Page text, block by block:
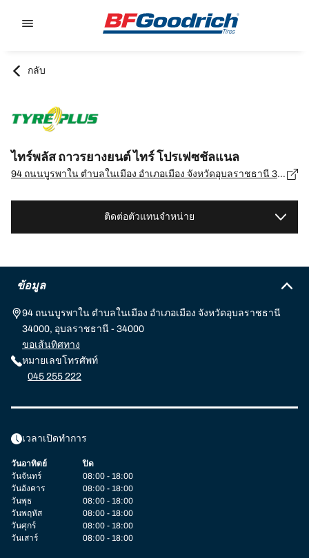
กลับ
ไทร์พลัส ถาวรยางยนต์ ไทร์ โปรเฟซชัลแนล
94 ถนนบูรพาใน ตำบลในเมือง อำเภอเมือง จังหวัดอุบลราชธานี 34000, อุบลราชธานี - 34000
ติดต่อตัวแทนจำหน่าย
ข้อมูล
94 ถนนบูรพาใน ตำบลในเมือง อำเภอเมือง จังหวัดอุบลราชธานี
34000, อุบลราชธานี - 34000
ขอเส้นทิศทาง
หมายเลขโทรศัพท์
045 255 222
เวลาเปิดทำการ
วันอาทิตย์
ปิด
วันจันทร์
08:00 - 18:00
วันอังคาร
08:00 - 18:00
วันพุธ
08:00 - 18:00
วันพฤหัส
08:00 - 18:00
วันศุกร์
08:00 - 18:00
วันเสาร์
08:00 - 18:00